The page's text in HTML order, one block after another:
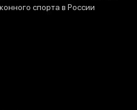
спорта в России